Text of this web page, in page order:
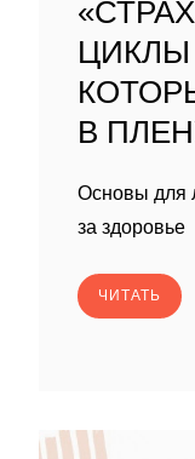
ЦИКЛЫ
В
Основы для
за здоровье
ЧИТАТЬ